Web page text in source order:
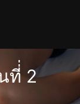
ที่่ 2